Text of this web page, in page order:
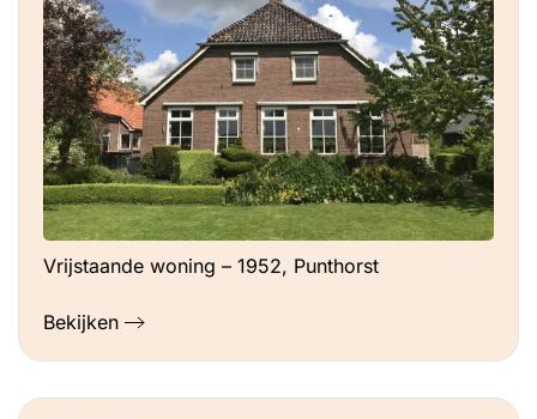
Vrijstaande woning – 1952, Punthorst
Bekijken